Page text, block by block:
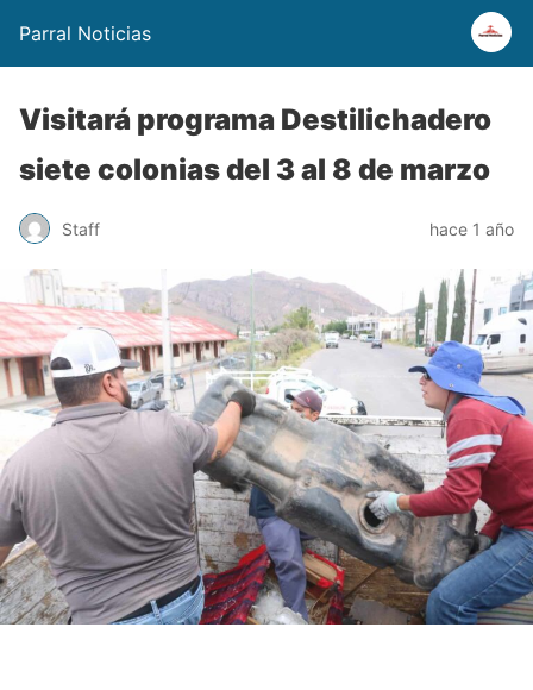
Parral Noticias
Visitará programa Destilichadero
siete colonias del 3 al 8 de marzo
Staff hace 1 año